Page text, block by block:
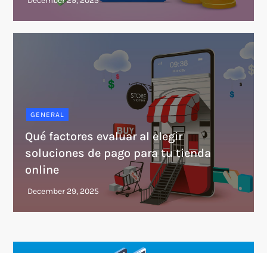
GENERAL
Qué factores evaluar al elegir
soluciones de pago para tu tienda
online